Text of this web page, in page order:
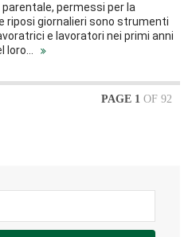
permessi per la
riposi giornalieri sono strumenti
e lavoratori nei primi anni
loro…
PAGE 1 OF 92